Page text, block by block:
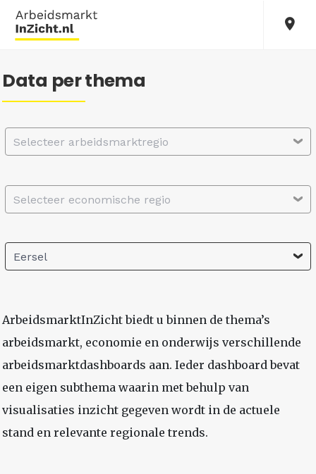
Data per thema
Selecteer arbeidsmarktregio
Selecteer economische regio
Eersel
ArbeidsmarktInZicht biedt u binnen de thema’s
arbeidsmarkt, economie en onderwijs verschillende
arbeidsmarktdashboards aan. Ieder dashboard bevat
een eigen subthema waarin met behulp van
visualisaties inzicht gegeven wordt in de actuele
stand en relevante regionale trends.